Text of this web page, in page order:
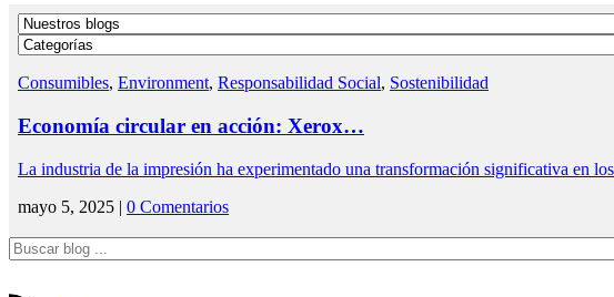
Consumibles, Environment, Responsabilidad Social, Sostenibilidad
Economía circular en acción: Xerox…
La industria de la impresión ha experimentado una transformación significativa en
mayo 5, 2025 | 0 Comentarios